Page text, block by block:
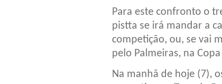
Para este confronto o
pistta se irá mandar a
competição, ou, se vai
pelo Palmeiras, na
Na manhã de hoje (7),